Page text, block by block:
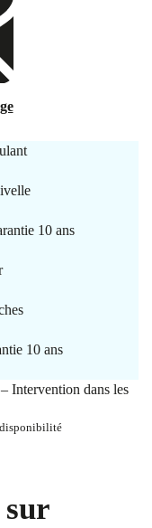
10 ans
10 ans
Intervention dans les
disponibilité
sur